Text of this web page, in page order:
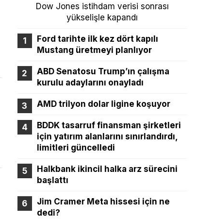
Dow Jones istihdam verisi sonrası
yükselişle kapandı
Ford tarihte ilk kez dört kapılı
Mustang üretmeyi planlıyor
ABD Senatosu Trump’ın çalışma
kurulu adaylarını onayladı
AMD trilyon dolar ligine koşuyor
BDDK tasarruf finansman şirketleri
için yatırım alanlarını sınırlandırdı,
limitleri güncelledi
Halkbank ikincil halka arz sürecini
başlattı
Jim Cramer Meta hissesi için ne
dedi?